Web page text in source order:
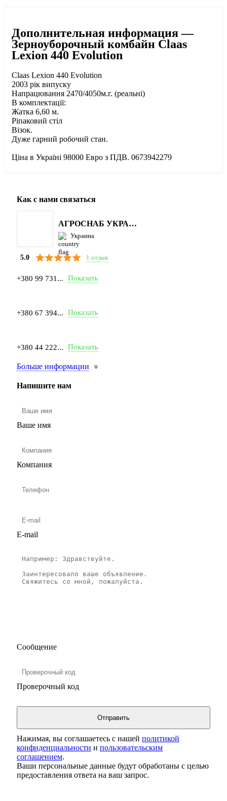
Дополнительная информация —
Зерноуборочный комбайн Claas
Lexion 440 Evolution
Claas Lexion 440 Evolution
2003 рік випуску
Напрацювання 2470/4050м.г. (реальні)
В комплектації:
Жатка 6,60 м.
Ріпаковий стіл
Візок.
Дуже гарний робочий стан.
Ціна в Україні 98000 Евро з ПДВ. 0673942279
Как с нами связаться
АГРОСНАБ УКРАЇНА
Украина
5.0 1 отзыв
+380 99 731... Показать
+380 67 394... Показать
+380 44 222... Показать
Больше информации
Напишите нам
Ваше имя
Компания
E-mail
Сообщение
Проверочный код
Нажимая, вы соглашаетесь с нашей политикой
конфиденциальности и пользовательским
соглашением.
Ваши персональные данные будут обработаны с целью
предоставления ответа на ваш запрос.